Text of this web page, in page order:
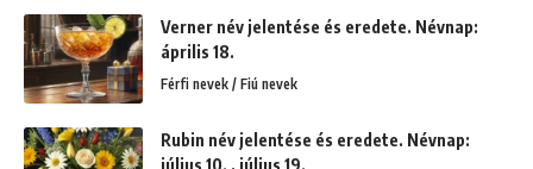
Verner név jelentése és eredete. Névnap:
április 18.
Férfi nevek / Fiú nevek
Rubin név jelentése és eredete. Névnap:
július 10. , július 19.